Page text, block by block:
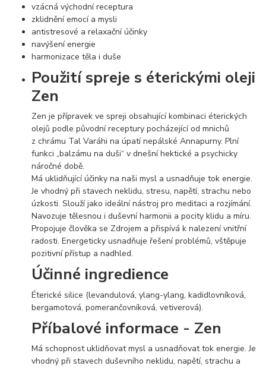
vzácná východní receptura
zklidnění emocí a mysli
antistresové a relaxační účinky
navýšení energie
harmonizace těla i duše
Použití spreje s éterickými oleji
Zen
Zen je přípravek ve spreji obsahující kombinaci éterických
olejů podle původní receptury pocházející od mnichů
z chrámu Tal Varáhi na úpatí nepálské Annapurny. Plní
funkci „balzámu na duši“ v dnešní hektické a psychicky
náročné době.
Má uklidňující účinky na naši mysl a usnadňuje tok energie.
Je vhodný při stavech neklidu, stresu, napětí, strachu nebo
úzkosti. Slouží jako ideální nástroj pro meditaci a rozjímání.
Navozuje tělesnou i duševní harmonii a pocity klidu a míru.
Propojuje člověka se Zdrojem a přispívá k nalezení vnitřní
radosti. Energeticky usnadňuje řešení problémů, vštěpuje
pozitivní přístup a nadhled.
Účinné ingredience
Éterické silice (levandulová, ylang-ylang, kadidlovníková,
bergamotová, pomerančovníková, vetiverová).
Příbalové informace - Zen
Má schopnost uklidňovat mysl a usnadňovat tok energie. Je
vhodný při stavech duševního neklidu, napětí, strachu a